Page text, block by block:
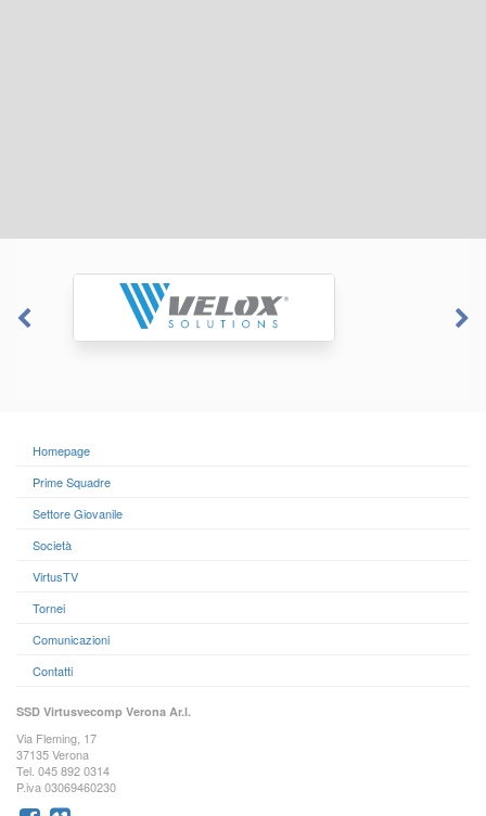
Homepage
Prime Squadre
Settore Giovanile
Società
VirtusTV
Tornei
Comunicazioni
Contatti
SSD Virtusvecomp Verona Ar.l.
Via Fleming, 17
37135 Verona
Tel. 045 892 0314
P.iva 03069460230